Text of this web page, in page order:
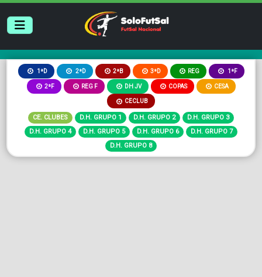
1ªD 2ªD 2ªB 3ªD REG 1ªF
2ªF REG F DH JV COPAS CESA
CECLUB
CE. CLUBES D.H. GRUPO 1 D.H. GRUPO 2
D.H. GRUPO 3
D.H. GRUPO 4
D.H. GRUPO 5 D.H. GRUPO 6
D.H. GRUPO 7
D.H. GRUPO 8